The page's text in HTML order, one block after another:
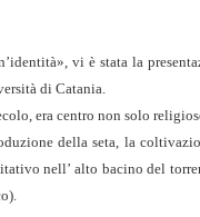
vi è stata la
di Catania.
era centro non solo
della seta, la
nell’ alto bacino del